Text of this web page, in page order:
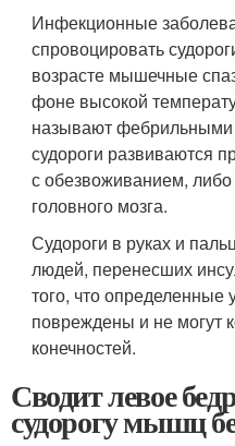
Инфекционные
спровоцировать
возрасте мышечные
фоне высокой
называют фебрильными
судороги развиваются
с обезвоживанием,
головного мозга.
Судороги в руках и
людей, перенесших
того, что определенные
повреждены и не могут
конечностей.
Сводит левое
судорогу мышц